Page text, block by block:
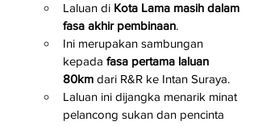
Laluan di Kota Lama masih dalam
fasa akhir pembinaan.
Ini merupakan sambungan
kepada fasa pertama laluan
80km dari R&R ke Intan Suraya.
Laluan ini dijangka menarik minat
pelancong sukan dan pencinta